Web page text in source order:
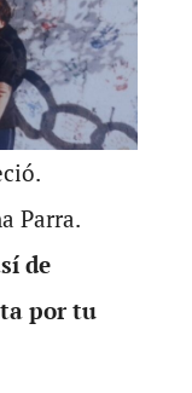
Parra.
de
por tu